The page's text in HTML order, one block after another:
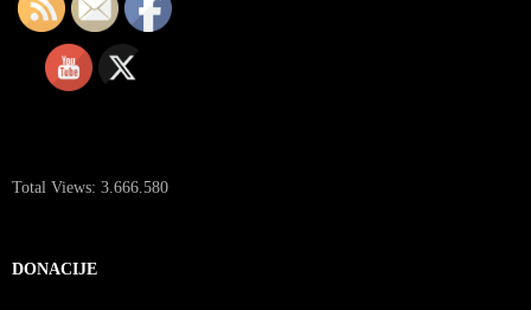
Total Views: 3.666.580
DONACIJE